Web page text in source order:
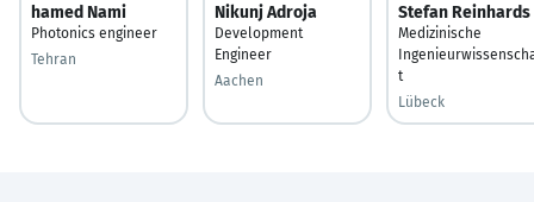
hamed Nami
Photonics engineer
Tehran
Nikunj Adroja
Development
Engineer
Aachen
Stefan Reinhards
Medizinische
t
Lübeck